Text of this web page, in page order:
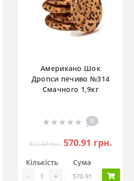
Американо Шок
Дропси печиво №314
Смачного 1,9кг
0
622.42 грн. 570.91 грн.
Кількість
- +
Сума